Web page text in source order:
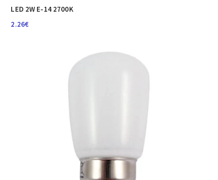
LED 2W E-14 2700K
2.26€